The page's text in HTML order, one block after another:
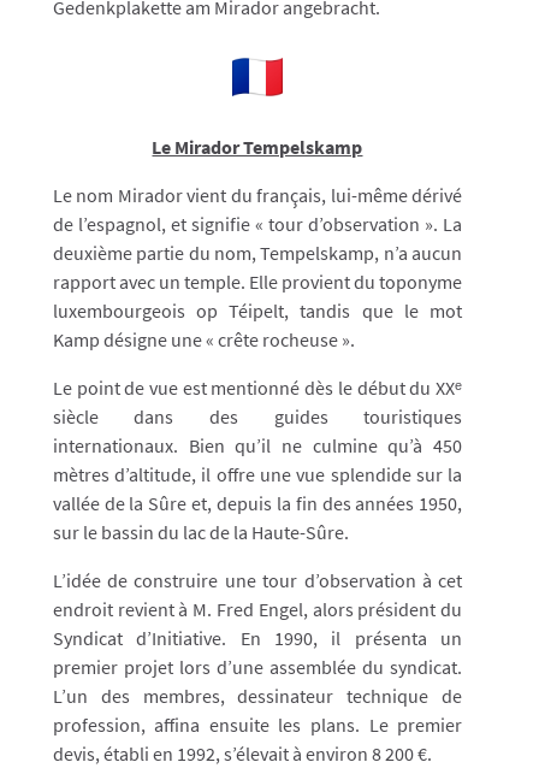
Gedenkplakette am Mirador angebracht.
Le Mirador Tempelskamp
Le nom Mirador vient du français, lui-même dérivé
de l’espagnol, et signifie « tour d’observation ». La
deuxième partie du nom, Tempelskamp, n’a aucun
rapport avec un temple. Elle provient du toponyme
luxembourgeois op Téipelt, tandis que le mot
Kamp désigne une « crête rocheuse ».
Le point de vue est mentionné dès le début du XXᵉ
siècle dans des guides touristiques
internationaux. Bien qu’il ne culmine qu’à 450
mètres d’altitude, il offre une vue splendide sur la
vallée de la Sûre et, depuis la fin des années 1950,
sur le bassin du lac de la Haute-Sûre.
L’idée de construire une tour d’observation à cet
endroit revient à M. Fred Engel, alors président du
Syndicat d’Initiative. En 1990, il présenta un
premier projet lors d’une assemblée du syndicat.
L’un des membres, dessinateur technique de
profession, affina ensuite les plans. Le premier
devis, établi en 1992, s’élevait à environ 8 200 €.